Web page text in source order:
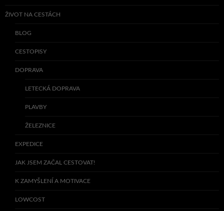
ŽIVOT NA CESTÁCH
BLOG
CESTOPISY
DOPRAVA
LETECKÁ DOPRAVA
PLAVBY
ŽELEZNICE
EXPEDICE
JAK JSEM ZAČAL CESTOVAT!
K ZAMYŠLENÍ A MOTIVACE
LOWCOST